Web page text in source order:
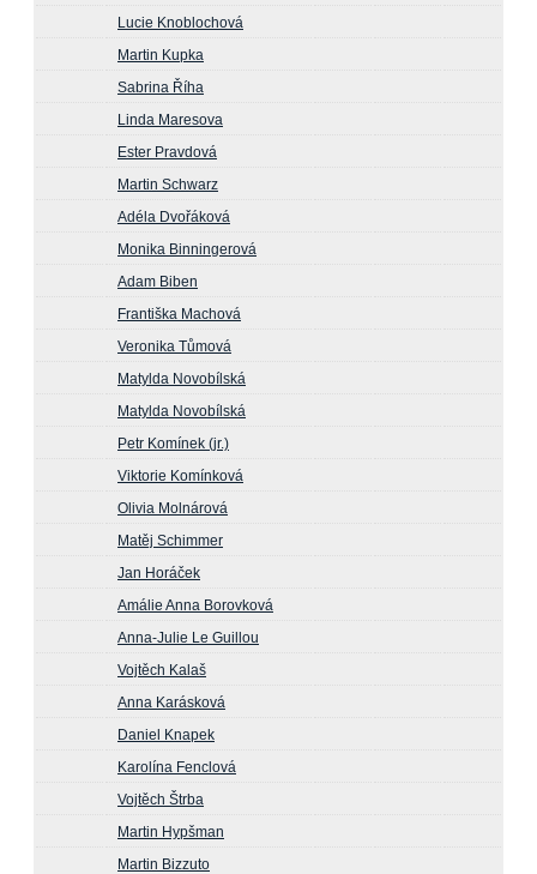
Lucie Knoblochová
Martin Kupka
Sabrina Říha
Linda Maresova
Ester Pravdová
Martin Schwarz
Adéla Dvořáková
Monika Binningerová
Adam Biben
Františka Machová
Veronika Tůmová
Matylda Novobílská
Matylda Novobílská
Petr Komínek (jr.)
Viktorie Komínková
Olivia Molnárová
Matěj Schimmer
Jan Horáček
Amálie Anna Borovková
Anna-Julie Le Guillou
Vojtěch Kalaš
Anna Karásková
Daniel Knapek
Karolína Fenclová
Vojtěch Štrba
Martin Hypšman
Martin Bizzuto